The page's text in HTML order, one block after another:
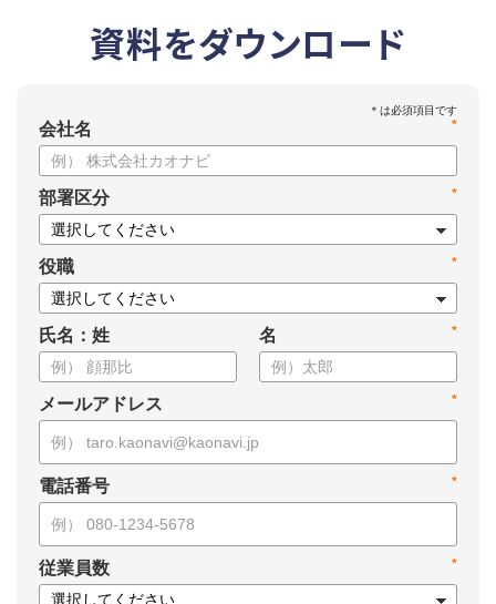
資料をダウンロード
*
会社名
*
部署区分
*
役職
氏名：姓 *
名
*
メールアドレス
*
電話番号
*
従業員数